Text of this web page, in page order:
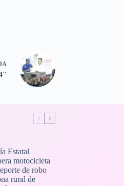
Estatal
motocicleta
de robo
rural de